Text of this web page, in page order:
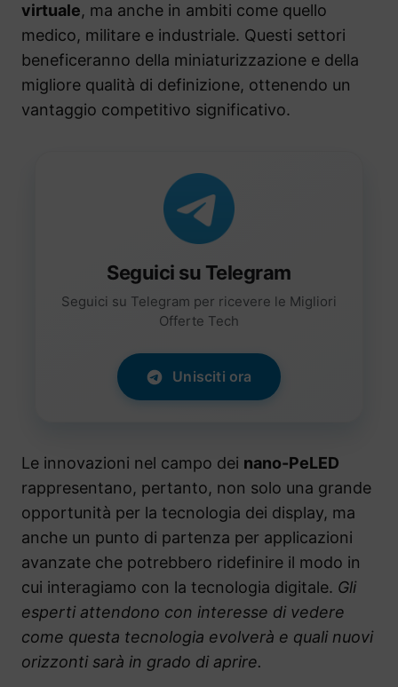
virtuale, ma anche in ambiti come quello
medico, militare e industriale. Questi settori
beneficeranno della miniaturizzazione e della
migliore qualità di definizione, ottenendo un
vantaggio competitivo significativo.
Seguici su Telegram
Seguici su Telegram per ricevere le Migliori
Offerte Tech
Unisciti ora
Le innovazioni nel campo dei nano-PeLED
rappresentano, pertanto, non solo una grande
opportunità per la tecnologia dei display, ma
anche un punto di partenza per applicazioni
avanzate che potrebbero ridefinire il modo in
cui interagiamo con la tecnologia digitale. Gli
esperti attendono con interesse di vedere
come questa tecnologia evolverà e quali nuovi
orizzonti sarà in grado di aprire.